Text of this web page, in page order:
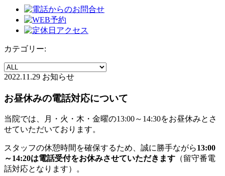
カテゴリー:
2022.11.29 お知らせ
お昼休みの電話対応について
当院では、月・火・木・金曜の13:00～14:30をお昼休みとさ
せていただいております。
スタッフの休憩時間を確保するため、誠に勝手ながら13:00
～14:20は電話受付をお休みさせていただきます （留守番電
話対応となります）。